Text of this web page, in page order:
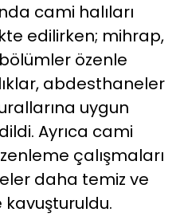
cami halıları
edilirken; mihrap,
özenle
abdesthaneler
uygun
Ayrıca cami
çalışmaları
daha temiz ve